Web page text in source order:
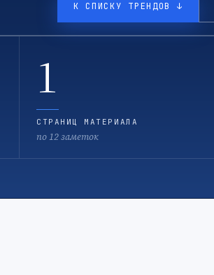
К СПИСКУ ТРЕНДОВ ↓
1
СТРАНИЦ МАТЕРИАЛА
по 12 заметок